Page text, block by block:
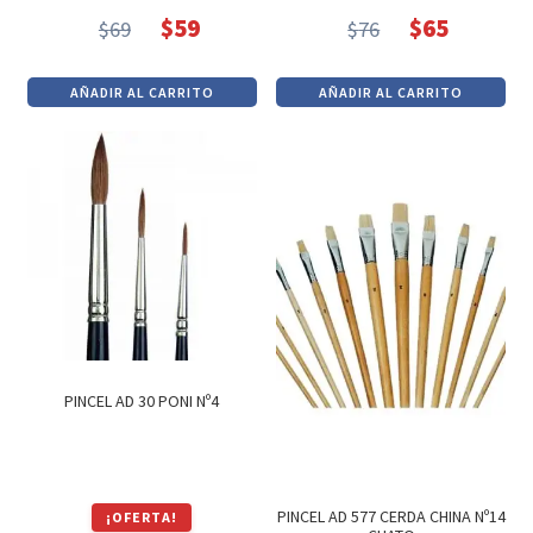
$69
precio
original
$59
precio
actual
AÑADIR AL CARRITO
$76
precio
original
$65
precio
actual
AÑADIR AL CARRITO
PINCEL AD 30 PONI Nº4
¡OFERTA!
PINCEL AD 577 CERDA CHINA Nº14